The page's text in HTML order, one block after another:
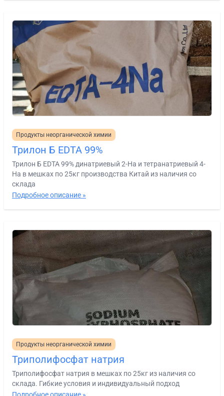
Продукты неорганической химии
Трилон Б EDTA 99%
Трилон Б EDTA 99% динатриевый 2-На и тетранатриевый 4-
На в мешках по 25кг производства Китай из наличия со
склада
Подробное описание »
Продукты неорганической химии
Триполифосфат натрия
Триполифосфат натрия в мешках по 25кг из наличия со
склада. Гибкие условия и индивидуальный подход
Подробное описание »